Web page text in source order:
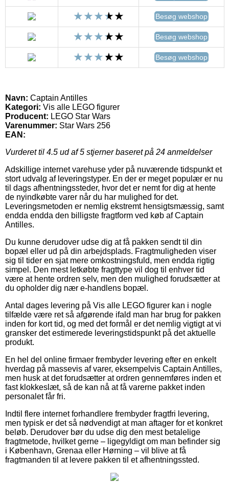
Besøg webshop
Besøg webshop
Besøg webshop
Navn: Captain Antilles
Kategori: Vis alle LEGO figurer
Producent: LEGO Star Wars
Varenummer: Star Wars 256
EAN:
Vurderet til 4.5 ud af 5 stjerner baseret på 24 anmeldelser
Adskillige internet varehuse yder på nuværende tidspunkt et
stort udvalg af leveringstyper. En der er meget populær er nu
til dags afhentningssteder, hvor det er nemt for dig at hente
de nyindkøbte varer når du har mulighed for det.
Leveringsmetoden er nemlig ekstremt hensigtsmæssig, samt
endda endda den billigste fragtform ved køb af Captain
Antilles.
Du kunne derudover udse dig at få pakken sendt til din
bopæl eller ud på din arbejdsplads. Fragtmuligheden viser
sig til tider en sjat mere omkostningsfuld, men endda rigtig
simpel. Den mest letkøbte fragttype vil dog til enhver tid
være at hente ordren selv, men den mulighed forudsætter at
du opholder dig nær e-handlens bopæl.
Antal dages levering på Vis alle LEGO figurer kan i nogle
tilfælde være ret så afgørende ifald man har brug for pakken
inden for kort tid, og med det formål er det nemlig vigtigt at vi
gransker det estimerede leveringstidspunkt på det aktuelle
produkt.
En hel del online firmaer frembyder levering efter en enkelt
hverdag på massevis af varer, eksempelvis Captain Antilles,
men husk at det forudsætter at ordren gennemføres inden et
fast klokkeslæt, så de kan nå at få varerne pakket inden
personalet får fri.
Indtil flere internet forhandlere frembyder fragtfri levering,
men typisk er det så nødvendigt at man aftager for et konkret
beløb. Derudover bør du udse dig den mest betalelige
fragtmetode, hvilket gerne – ligegyldigt om man befinder sig
i København, Grenaa eller Hørning – vil blive at få
fragtmanden til at levere pakken til et afhentningssted.